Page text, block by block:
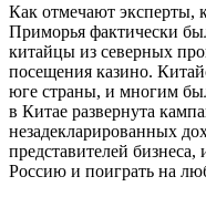
Как отмечают эксперты,
Приморья фактически
китайцы из северных
посещения казино.
юге страны, и многим
в Китае развернута
незадекларированных
представителей бизнеса,
Россию и поиграть на